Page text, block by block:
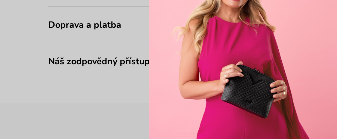
Doprava a platba
Náš zodpovědný přístup